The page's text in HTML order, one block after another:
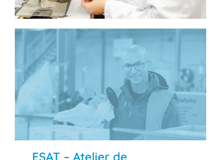
ESAT – Atelier de